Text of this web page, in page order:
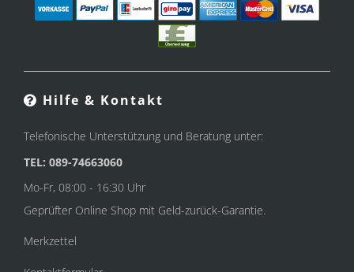
Hilfe & Kontakt
Telefonische Unterstützung und Beratung unter:
TEL: 089-74663060
Mo-Fr, 08:00 - 16:30 Uhr
Geprüfter Online Shop mit Geld-zurück-Garantie.
Merkzettel